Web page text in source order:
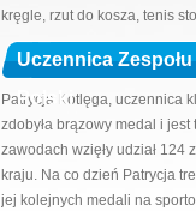
kręgle, rzut do kosza, tenis
Uczennica
Polski
Patrycja Kotlęga, uczennica
zdobyła brązowy medal i jest
zawodach wzięły udział
kraju. Na co dzień Patrycja
jej kolejnych medali na